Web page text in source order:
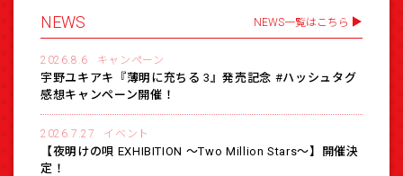
NEWS NEWS一覧はこちら
2026.8.6 キャンペーン
宇野ユキアキ『薄明に充ちる 3』発売記念 #ハッシュタグ
感想キャンペーン開催！
2026.7.27 イベント
【夜明けの唄 EXHIBITION 〜Two Million Stars〜】開催決
定！